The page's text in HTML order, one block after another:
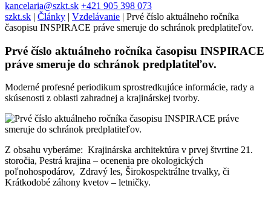
kancelaria@szkt.sk +421 905 398 073
szkt.sk | Články | Vzdelávanie | Prvé číslo aktuálneho ročníka
časopisu INSPIRACE práve smeruje do schránok predplatiteľov.
Prvé číslo aktuálneho ročníka časopisu INSPIRACE
práve smeruje do schránok predplatiteľov.
Moderné profesné periodikum sprostredkujúce informácie, rady a
skúsenosti z oblasti zahradnej a krajinárskej tvorby.
Z obsahu vyberáme: Krajinárska architektúra v prvej štvrtine 21.
storočia, Pestrá krajina – ocenenia pre okologických
poľnohospodárov, Zdravý les, Širokospektrálne trvalky, či
Krátkodobé záhony kvetov – letničky.